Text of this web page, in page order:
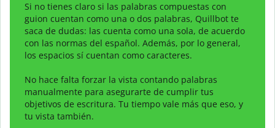
Si no tienes claro si las palabras compuestas con
guion cuentan como una o dos palabras, Quillbot te
saca de dudas: las cuenta como una sola, de acuerdo
con las normas del español. Además, por lo general,
los espacios sí cuentan como caracteres.
No hace falta forzar la vista contando palabras
manualmente para asegurarte de cumplir tus
objetivos de escritura. Tu tiempo vale más que eso, y
tu vista también.